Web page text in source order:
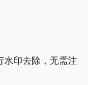
水印去除，无需注